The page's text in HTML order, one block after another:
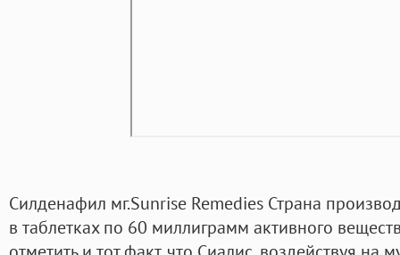
Силденафил мг.Sunrise Remedies Страна
в таблетках по 60 миллиграмм активного